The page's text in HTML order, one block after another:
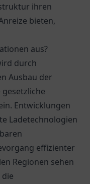
ihren
bieten,
aus?
durch
Ausbau der
Entwicklungen
Ladetechnologien
effizienter
Regionen sehen